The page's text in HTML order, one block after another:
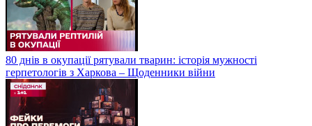
80 днів в окупації рятували тварин: історія мужності
герпетологів з Харкова – Щоденники війни